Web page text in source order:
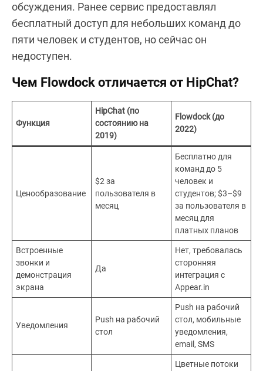
обсуждения. Ранее сервис предоставлял
бесплатный доступ для небольших команд до
пяти человек и студентов, но сейчас он
недоступен.
Чем Flowdock отличается от HipChat?
Функция
HipChat (по
состоянию на
2019)
Flowdock (до
2022)
Ценообразование
$2 за
пользователя в
месяц
Бесплатно для
команд до 5
человек и
студентов; $3–$9
за пользователя в
месяц для
платных планов
Встроенные
звонки и
демонстрация
экрана
Да
Нет, требовалась
сторонняя
интеграция с
Appear.in
Уведомления
Push на рабочий
стол
Push на рабочий
стол, мобильные
уведомления,
email, SMS
Цветные потоки